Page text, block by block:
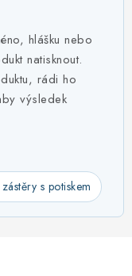
hlášku nebo
natisknout.
rádi ho
výsledek
s potiskem